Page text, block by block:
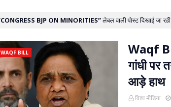
CONGRESS BJP ON MINORITIES लेबल वाली पोस्ट दिखाई जा
WAQF BILL
Waqf
गांधी पर
आड़े हाथ
विश्व मीडिया